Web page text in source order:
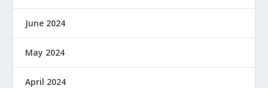
June 2024
May 2024
April 2024